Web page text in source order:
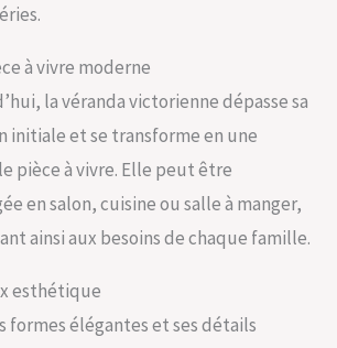
à vivre moderne
la véranda victorienne dépasse sa
initiale et se transforme en une
pièce à vivre. Elle peut être
en salon, cuisine ou salle à manger,
ainsi aux besoins de chaque famille.
esthétique
formes élégantes et ses détails